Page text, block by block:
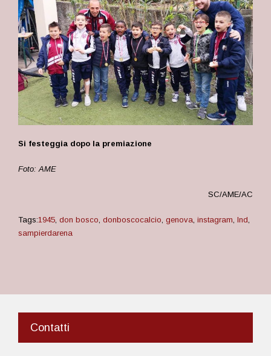
Si festeggia dopo la premiazione
Foto: AME
SC/AME/AC
Tags:1945, don bosco, donboscocalcio, genova, instagram, lnd,
sampierdarena
Contatti